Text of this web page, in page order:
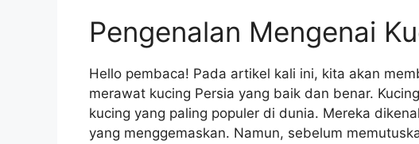
Pengenalan Mengenai
Hello pembaca! Pada artikel kali ini, kita akan
merawat kucing Persia yang baik dan benar.
kucing yang paling populer di dunia. Mereka
yang menggemaskan. Namun, sebelum